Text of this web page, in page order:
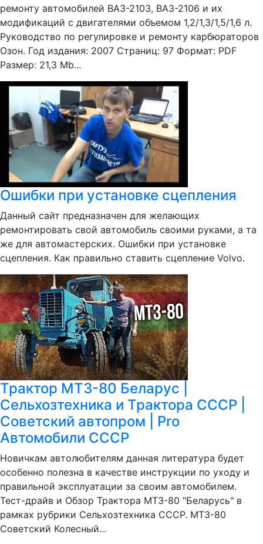
ремонту автомобилей ВАЗ-2103, ВАЗ-2106 и их
модификаций с двигателями объемом 1,2/1,3/1,5/1,6 л.
Руководство по регулировке и ремонту карбюраторов
Озон. Год издания: 2007 Страниц: 97 Формат: PDF
Размер: 21,3 Mb...
Ошибки при установке сцепления
Данный сайт предназначен для желающих
ремонтировать свой автомобиль своими руками, а та
же для автомастерских. Ошибки при установке
сцепления. Как правильно ставить сцепление Volvo.
Трактор МТЗ-80 Беларус |
Сельхозтехника и Трактора СССР |
Советский автопром | Pro
Автомобили СССР
Новичкам автолюбителям данная литература будет
особенно полезна в качестве инструкции по уходу и
правильной эксплуатации за своим автомобилем.
Тест-драйв и Обзор Трактора МТЗ-80 "Беларусь" в
рамках рубрики Сельхозтехника СССР. МТЗ-80
Советский Колесный...